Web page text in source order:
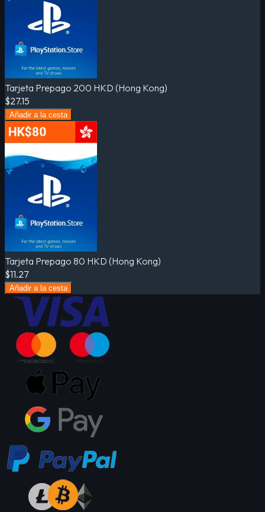
Tarjeta Prepago 200 HKD (Hong Kong)
$27.15
Añadir a la cesta
Tarjeta Prepago 80 HKD (Hong Kong)
$11.27
Añadir a la cesta